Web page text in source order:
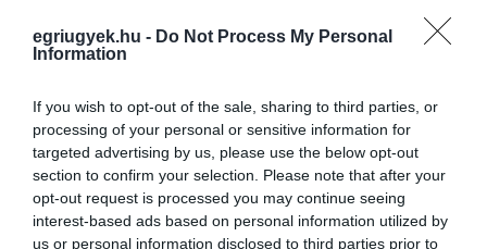
egriugyek.hu - Do Not Process My Personal
Information
If you wish to opt-out of the sale, sharing to third parties, or
processing of your personal or sensitive information for
targeted advertising by us, please use the below opt-out
section to confirm your selection. Please note that after your
opt-out request is processed you may continue seeing
interest-based ads based on personal information utilized by
us or personal information disclosed to third parties prior to
kapták meg a Fidesz által javasolt
behajtási engedély díjának vagy a közterület-
használati, azaz droszthasználati díjaknak az
elengedését.
Bár Oroján pozitív példaként említette